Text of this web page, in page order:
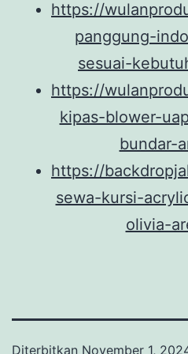
https://
panggung-
sesuai-
https://
kipas-blower-
bundar-
https://
sewa-kursi-
olivia-
Diterbitkan November 1,